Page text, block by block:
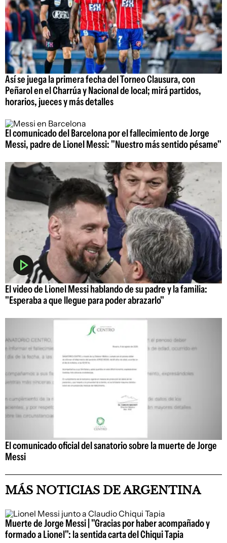
Así se juega la primera fecha del Torneo Clausura, con
Peñarol en el Charrúa y Nacional de local; mirá partidos,
horarios, jueces y más detalles
El comunicado del Barcelona por el fallecimiento de Jorge
Messi, padre de Lionel Messi: "Nuestro más sentido pésame"
El video de Lionel Messi hablando de su padre y la familia:
"Esperaba a que llegue para poder abrazarlo"
El comunicado oficial del sanatorio sobre la muerte de Jorge
Messi
MÁS NOTICIAS DE ARGENTINA
Muerte de Jorge Messi | "Gracias por haber acompañado y
formado a Lionel": la sentida carta del Chiqui Tapia